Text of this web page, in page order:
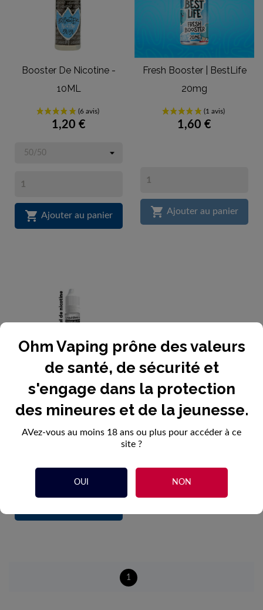
Ohm Vaping prône des valeurs
de santé, de sécurité et
s'engage dans la protection
des mineures et de la jeunesse.
AVez-vous au moins 18 ans ou plus pour accéder à ce
site ?
OUI NON
Booster De Nicotine -
10ML
(6 avis)
1,20 €
 Ajouter au panier
Fresh Booster | BestLife
20mg
1,60 €
 Ajouter au panier
Booster Sel De Nicotine...
2,20 €
1